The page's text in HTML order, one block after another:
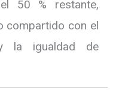
50 % restante,
compartido con el
la igualdad de